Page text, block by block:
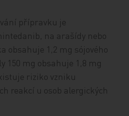
přípravku je
na arašídy nebo
obsahuje 1,2 mg sójového
150 mg obsahuje 1,8 mg
riziko vzniku
reakcí u osob alergických